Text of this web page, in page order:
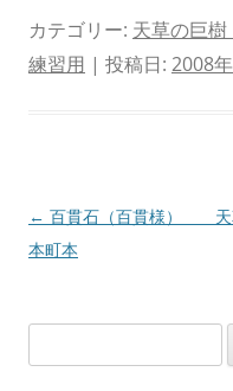
カテゴリー: 天草の巨
練習用 | 投稿日: 2008
投
稿
← 百貫石（百貫様） 天
本町本
索: